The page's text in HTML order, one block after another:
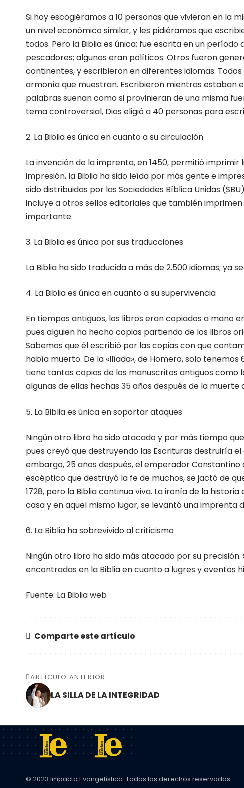
Si hoy escogiéramos a 10 personas que vivieran en la
un nivel económico similar, y les pidiéramos que
todos. Pero la Biblia es única; fue escrita en un
pescadores; algunos eran políticos. Otros fueron
continentes, y escribieron en diferentes idiomas.
armonía que muestran. Escribieron mientras estaban
palabras suenan como si provinieran de una misma
tema controversial, Dios eligió a 40 personas para
2. La Biblia es única en cuanto a su circulación
La invención de la imprenta, en 1450, permitió
impresión, la Biblia ha sido leída por más gente e
sido distribuidas por las Sociedades Bíblica Unidas
incluye a otros sellos editoriales que también
importante.
3. La Biblia es única por sus traducciones
La Biblia ha sido traducida a más de 2.500 idiomas;
4. La Biblia es única en cuanto a su supervivencia
En tiempos antiguos, los libros eran copiados a mano
pues alguien ha hecho copias partiendo de los libros
Sabemos que él escribió por las copias con que
había muerto. De la «Ilíada», de Homero, solo
tiene tantas copias de los manuscritos antiguos como
algunas de ellas hechas 35 años después de la muerte
5. La Biblia es única en soportar ataques
Ningún otro libro ha sido atacado y por más tiempo
pues creyó que destruyendo las Escrituras destruiría
embargo, 25 años después, el emperador
escéptico que destruyó la fe de muchos, se jactó de
1728, pero la Biblia continua viva. La ironía de la
casa y en aquel mismo lugar, se levantó una imprenta
6. La Biblia ha sobrevivido al criticismo
Ningún otro libro ha sido más atacado por su
encontradas en la Biblia en cuanto a lugres y eventos
Fuente: La Biblia web
Comparte este artículo
ARTÍCULO ANTERIOR
LA SILLA DE LA INTEGRIDAD
© 2023 Impacto Evangelístico. Todos los derechos reservados.